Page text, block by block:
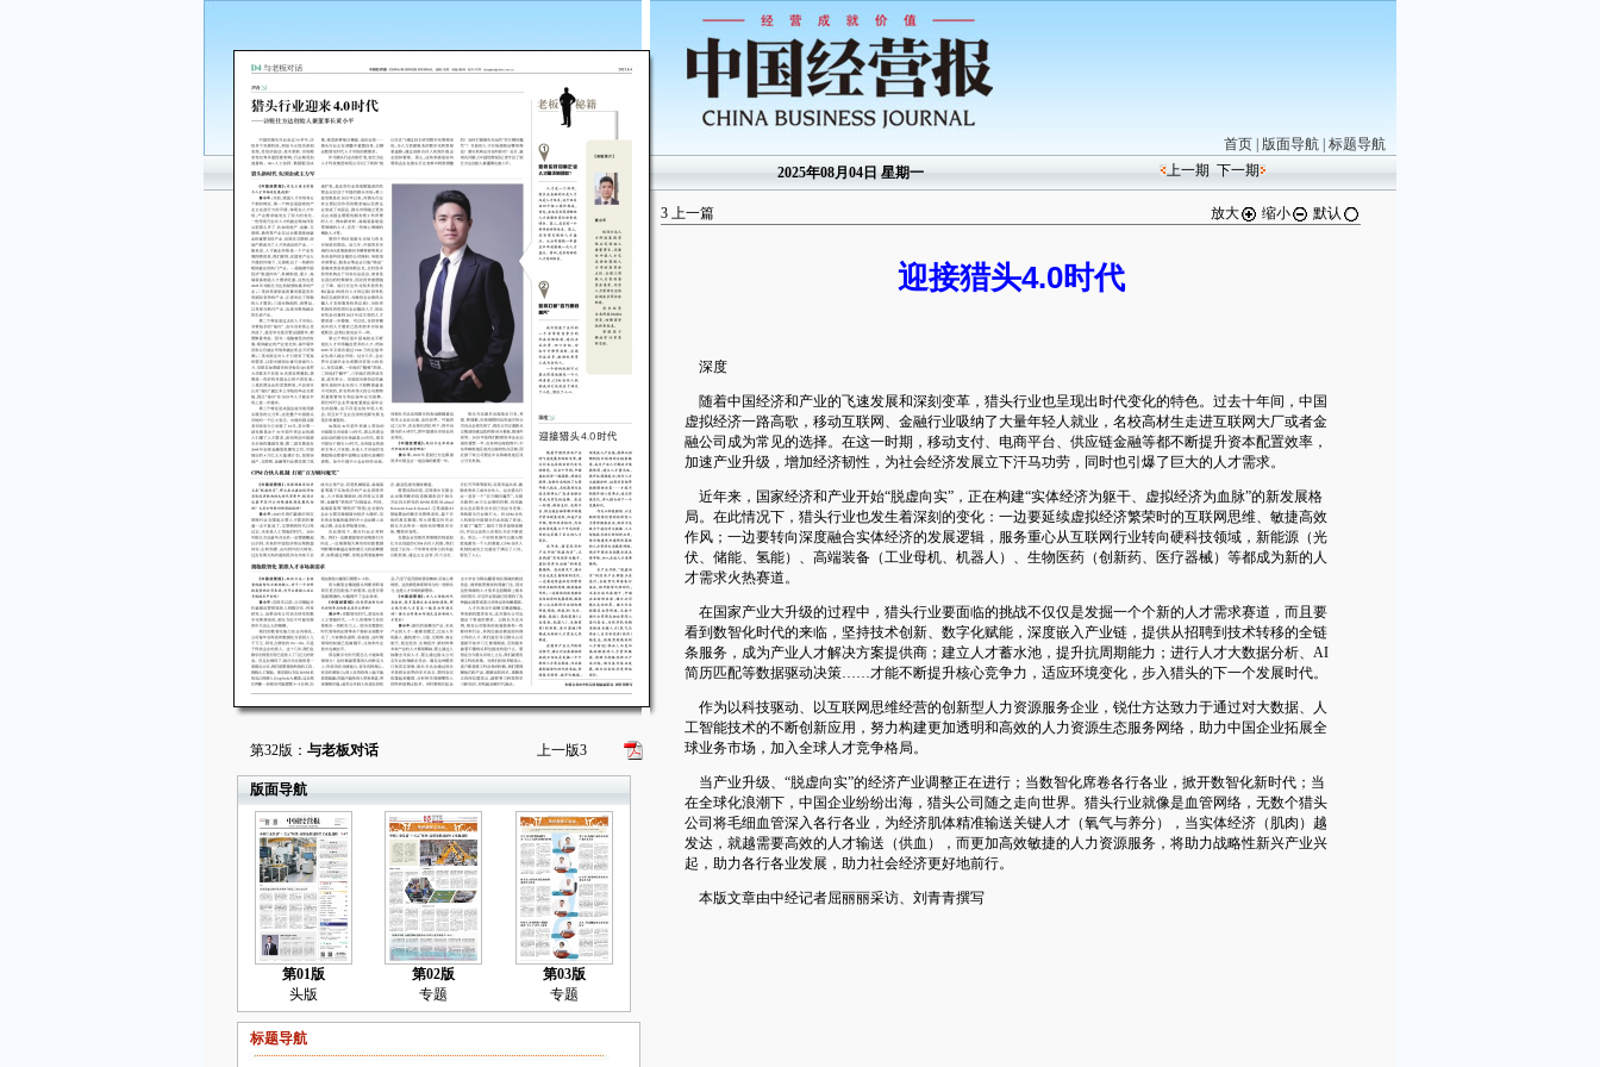
第32版： 与老板对话 上一版3
版面导航
第01版
头版
第02版
专题
第03版
专题
标题导航
首页 版面导航 标题导航
2025年08月04日 星期一
上一期 下一期
3 上一篇 放大 缩小 默认
迎接猎头4.0时代
深度
随着中国经济和产业的飞速发展和深刻变革，猎头行业也呈现出时代变化的特色。过去十年间，中国
虚拟经济一路高歌，移动互联网、金融行业吸纳了大量年轻人就业，名校高材生走进互联网大厂或者金
融公司成为常见的选择。在这一时期，移动支付、电商平台、供应链金融等都不断提升资本配置效率，
加速产业升级，增加经济韧性，为社会经济发展立下汗马功劳，同时也引爆了巨大的人才需求。
近年来，国家经济和产业开始“脱虚向实”，正在构建“实体经济为躯干、虚拟经济为血脉”的新发展格
局。在此情况下，猎头行业也发生着深刻的变化：一边要延续虚拟经济繁荣时的互联网思维、敏捷高效
作风；一边要转向深度融合实体经济的发展逻辑，服务重心从互联网行业转向硬科技领域，新能源（光
伏、储能、氢能）、高端装备（工业母机、机器人）、生物医药（创新药、医疗器械）等都成为新的人
才需求火热赛道。
在国家产业大升级的过程中，猎头行业要面临的挑战不仅仅是发掘一个个新的人才需求赛道，而且要
看到数智化时代的来临，坚持技术创新、数字化赋能，深度嵌入产业链，提供从招聘到技术转移的全链
条服务，成为产业人才解决方案提供商；建立人才蓄水池，提升抗周期能力；进行人才大数据分析、AI
简历匹配等数据驱动决策……才能不断提升核心竞争力，适应环境变化，步入猎头的下一个发展时代。
作为以科技驱动、以互联网思维经营的创新型人力资源服务企业，锐仕方达致力于通过对大数据、人
工智能技术的不断创新应用，努力构建更加透明和高效的人力资源生态服务网络，助力中国企业拓展全
球业务市场，加入全球人才竞争格局。
当产业升级、“脱虚向实”的经济产业调整正在进行；当数智化席卷各行各业，掀开数智化新时代；当
在全球化浪潮下，中国企业纷纷出海，猎头公司随之走向世界。猎头行业就像是血管网络，无数个猎头
公司将毛细血管深入各行各业，为经济肌体精准输送关键人才（氧气与养分），当实体经济（肌肉）越
发达，就越需要高效的人才输送（供血），而更加高效敏捷的人力资源服务，将助力战略性新兴产业兴
起，助力各行各业发展，助力社会经济更好地前行。
本版文章由中经记者屈丽丽采访、刘青青撰写